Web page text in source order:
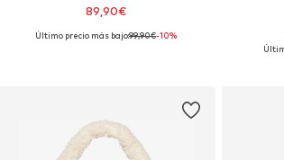
89,90€
Tallas disponibles: One Size
Último precio más bajo:99,90€-10%